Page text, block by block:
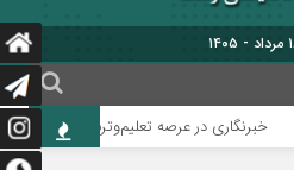
خبرنگاری در عرصه تعلیم‌وتربیت، خود گونه‌ای